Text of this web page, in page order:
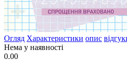
Огляд Характеристики опис
Нема у наявності
0.00